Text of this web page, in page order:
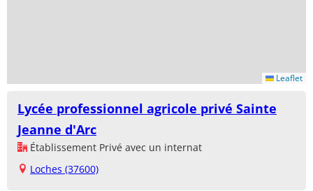
Leaflet
Lycée professionnel agricole privé Sainte
Jeanne d'Arc
Établissement Privé avec un internat
Loches (37600)